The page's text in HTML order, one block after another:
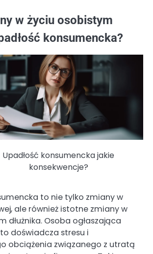
w życiu osobistym
konsumencka?
Upadłość konsumencka jakie
konsekwencje?
to nie tylko zmiany w
ale również istotne zmiany w
dłużnika. Osoba ogłaszająca
doświadcza stresu i
obciążenia związanego z utratą